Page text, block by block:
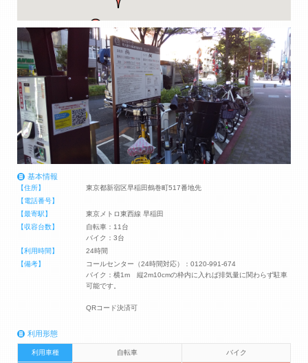
基本情報
【住所】
東京都新宿区早稲田鶴巻町517番地先
【電話番号】
【最寄駅】
東京メトロ東西線 早稲田
【収容台数】
自転車：11台
バイク：3台
【利用時間】
24時間
【備考】
コールセンター（24時間対応）：0120-991-674
バイク：横1m 縦2m10cmの枠内に入れば排気量に関わらず駐車
可能です。
QRコード決済可
利用形態
利用車種 自転車 バイク